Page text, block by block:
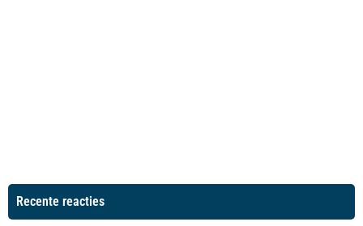
Recente reacties